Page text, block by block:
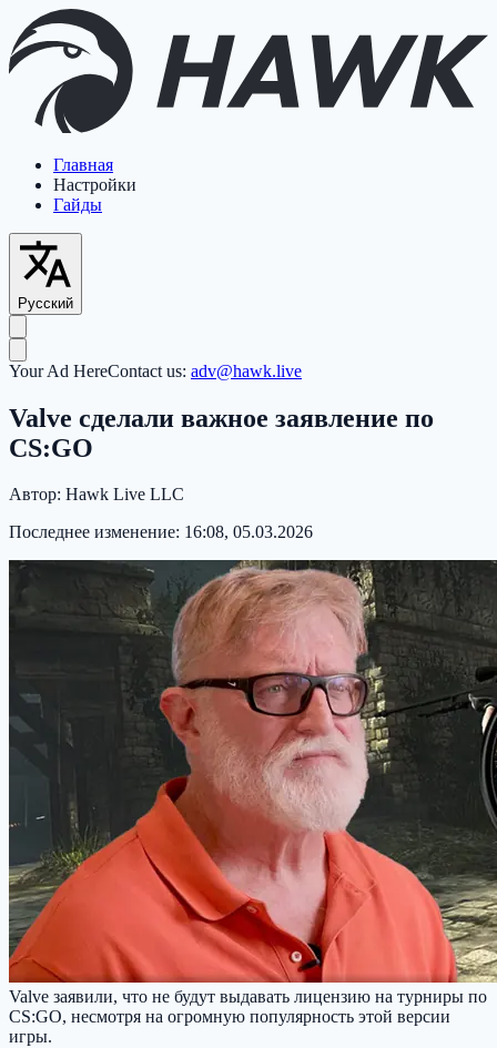
Главная
Настройки
Гайды
Русский
Your Ad HereContact us: adv@hawk.live
Valve сделали важное заявление по
CS:GO
Автор: Hawk Live LLC
Последнее изменение: 16:08, 05.03.2026
Valve заявили, что не будут выдавать лицензию на турниры по
CS:GO, несмотря на огромную популярность этой версии
игры.